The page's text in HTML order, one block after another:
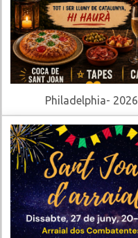
Philadelphia- 2026